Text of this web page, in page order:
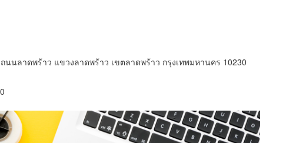
นลาดพร้าว แขวงลาดพร้าว เขตลาดพร้าว กรุงเทพมหานคร 10230